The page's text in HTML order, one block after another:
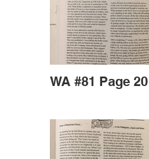
WA #81 Page 20